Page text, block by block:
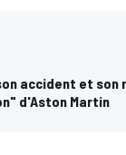
accident et son
d'Aston Martin